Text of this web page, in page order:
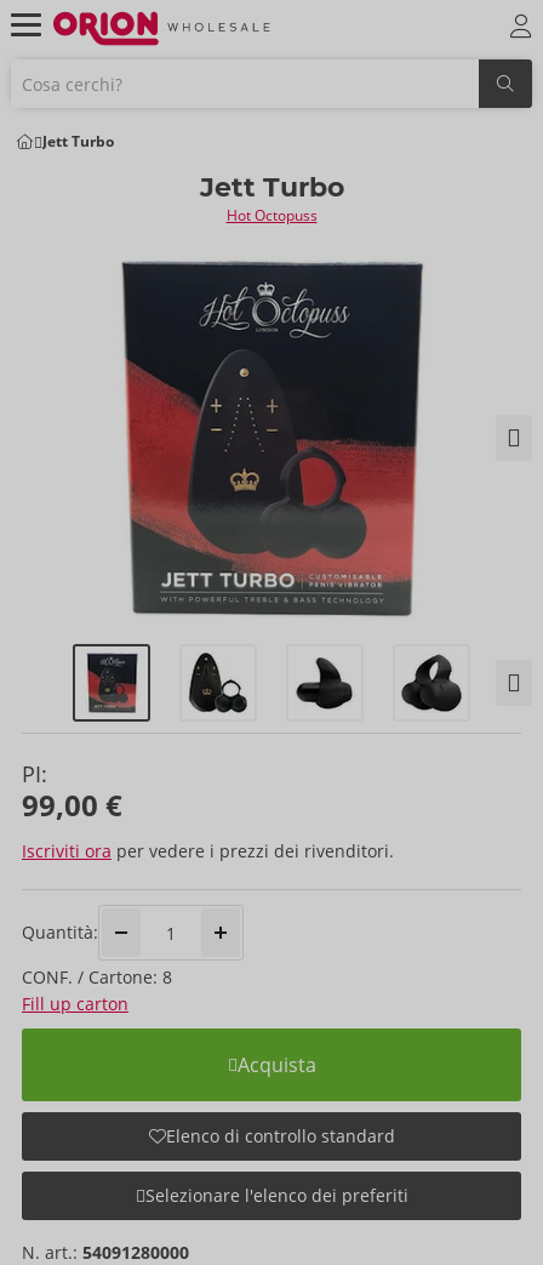
Jett Turbo
Jett Turbo
Hot Octopuss
PI:
99,00 €
Iscriviti ora per vedere i prezzi dei rivenditori.
Quantità:
CONF. / Cartone: 8
Fill up carton
Acquista
Elenco di controllo standard
Selezionare l'elenco dei preferiti
N. art.: 54091280000